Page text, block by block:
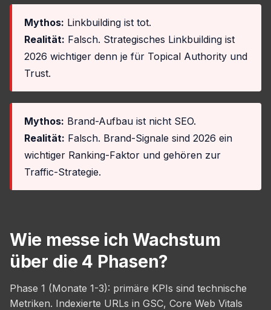
Mythos: Linkbuilding ist tot.
Realität: Falsch. Strategisches Linkbuilding ist
2026 wichtiger denn je für Topical Authority und
Trust.
Mythos: Brand-Aufbau ist nicht SEO.
Realität: Falsch. Brand-Signale sind 2026 ein
wichtiger Ranking-Faktor und gehören zur
Traffic-Strategie.
Wie messe ich Wachstum
über die 4 Phasen?
Phase 1 (Monate 1-3): primäre KPIs sind technische
Metriken. Indexierte URLs in GSC, Core Web Vitals